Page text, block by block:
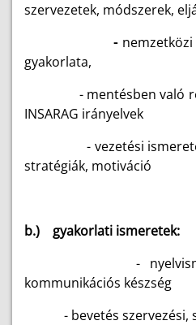
szervezetek, módszerek,
-
gyakorlata,
- mentésben való
INSARAG irányelvek
- vezetési ismeretek,
stratégiák, motiváció
b.) gyakorlati ismeretek:
- nyelvismeret,
kommunikációs készség
- bevetés szervezési,